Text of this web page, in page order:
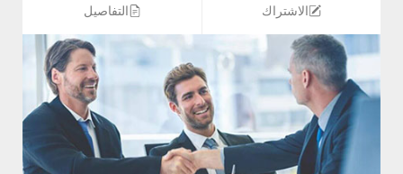
الاشتراك التفاصيل